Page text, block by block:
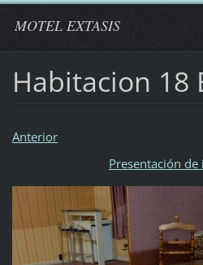
MOTEL EXTASIS
Habitacion 18
Anterior
Presentación de